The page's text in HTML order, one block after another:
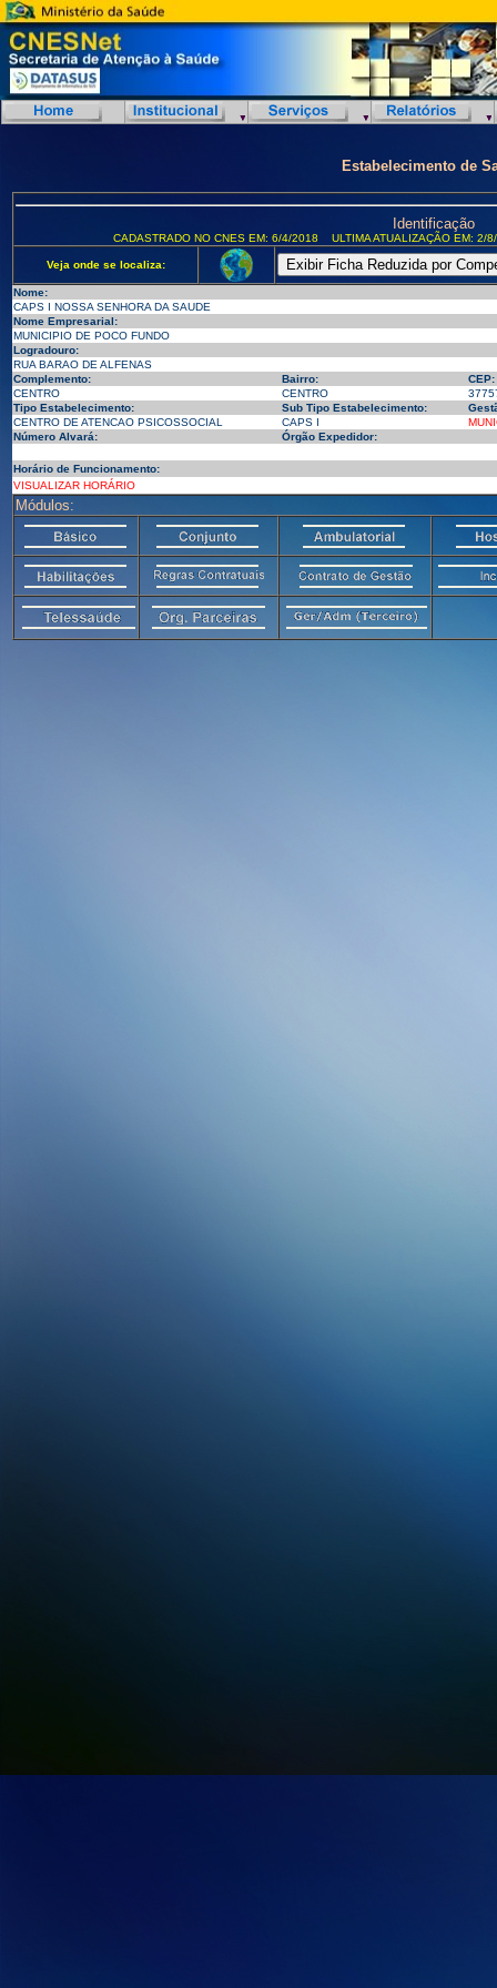
Estabelecimento de
Identificação
CADASTRADO NO CNES EM: 6/4/2018 ULTIMA ATUALIZAÇÃO EM:
Veja onde se localiza:
Nome:
CAPS I NOSSA SENHORA DA SAUDE
Nome Empresarial:
MUNICIPIO DE POCO FUNDO
Logradouro:
RUA BARAO DE ALFENAS
Complemento:
Bairro:
CEP:
CENTRO
CENTRO
Tipo Estabelecimento:
Sub Tipo Estabelecimento:
CENTRO DE ATENCAO PSICOSSOCIAL
CAPS I
Número Alvará:
Órgão Expedidor:
Horário de Funcionamento:
VISUALIZAR HORÁRIO
Módulos: